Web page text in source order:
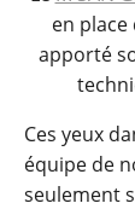
en place
apporté
Ces yeux
équipe de
seulement